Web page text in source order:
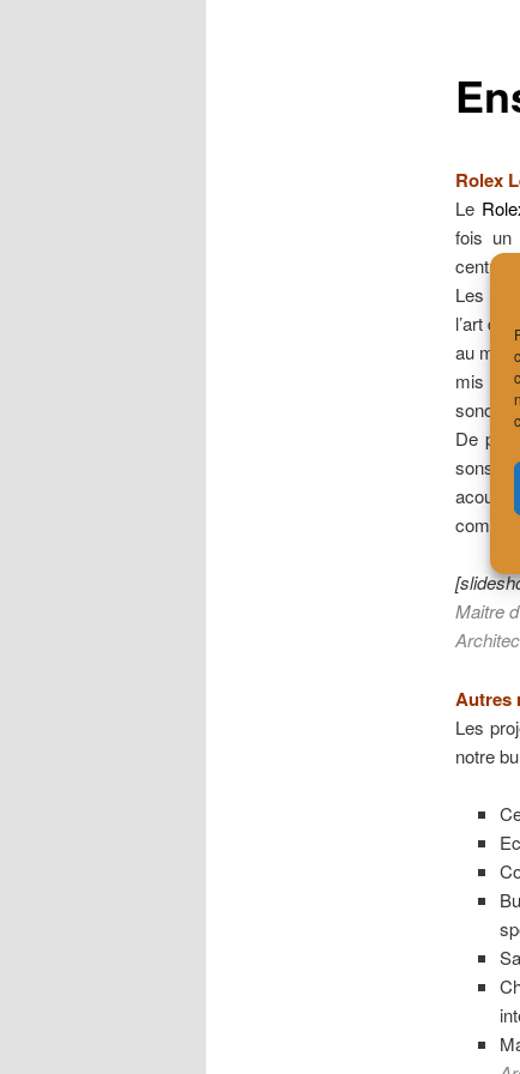
Rolex
Le
fois un
centre
Les
l’art de
au
mis en
sonore
De
sons
Maitre
Autres
Les
notre